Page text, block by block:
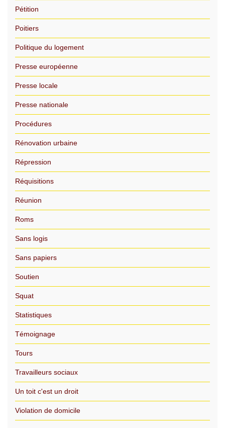
Pétition
Poitiers
Politique du logement
Presse européenne
Presse locale
Presse nationale
Procédures
Rénovation urbaine
Répression
Réquisitions
Réunion
Roms
Sans logis
Sans papiers
Soutien
Squat
Statistiques
Témoignage
Tours
Travailleurs sociaux
Un toit c'est un droit
Violation de domicile